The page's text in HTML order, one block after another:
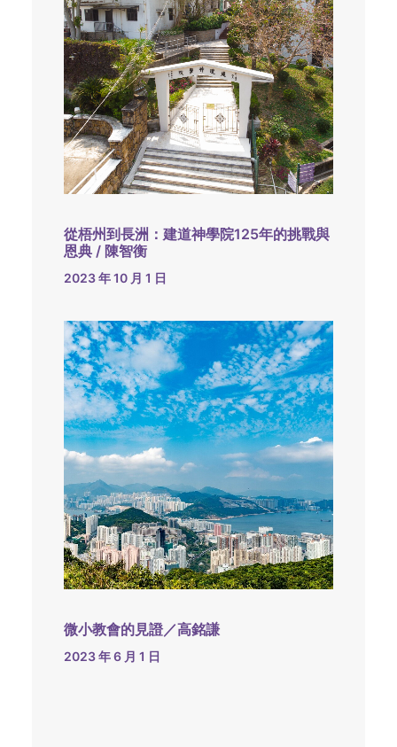
從梧州到長洲：建道神學院125年的挑戰與
恩典 / 陳智衡
2023 年 10 月 1 日
微小教會的見證／高銘謙
2023 年 6 月 1 日